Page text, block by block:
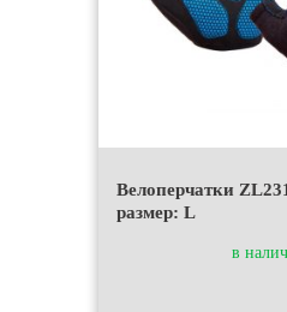
Велоперчатки
размер: L
в